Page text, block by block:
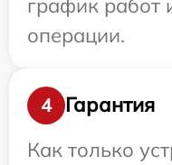
график работ
операции.
4
Гарантия
Как только